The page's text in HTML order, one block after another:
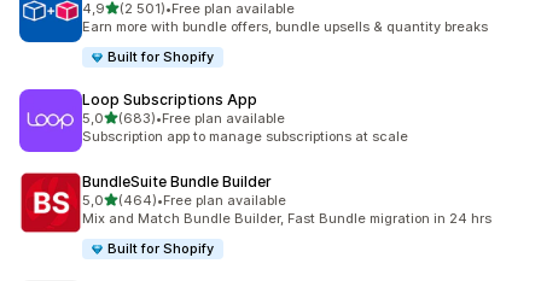
4,9z 5 hvězd
(2 501)
Celkový počet recenzí: 2501
•Free plan available
Earn more with bundle offers, bundle upsells & quantity breaks
Built for Shopify
Loop Subscriptions App
5,0z 5 hvězd
(683)
Celkový počet recenzí: 683
•Free plan available
Subscription app to manage subscriptions at scale
BundleSuite Bundle Builder
5,0z 5 hvězd
(464)
Celkový počet recenzí: 464
•Free plan available
Mix and Match Bundle Builder, Fast Bundle migration in 24 hrs
Built for Shopify